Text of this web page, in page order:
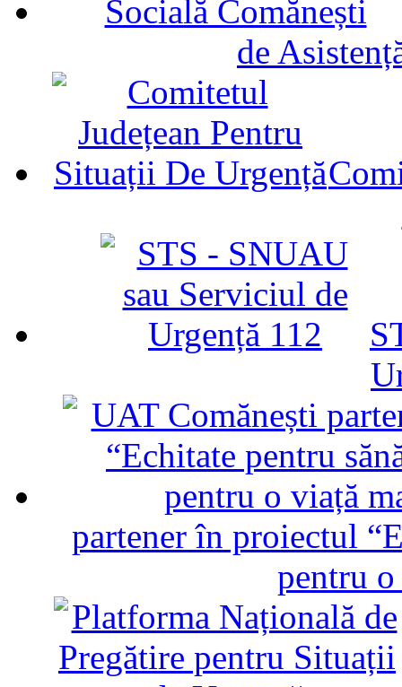
de
partener în proiectul
pentru